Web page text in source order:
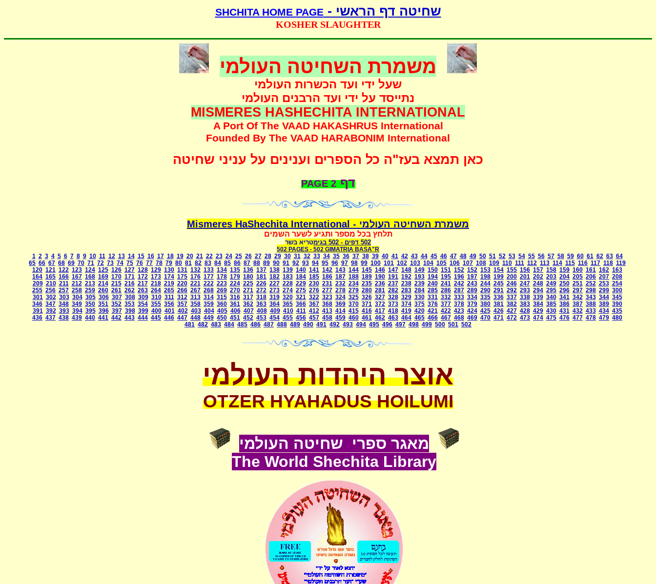
שחיטה דף הראשי -SHCHITA HOME PAGE
KOSHER SLAUGHTER
משמרת השחיטה העולמי
שעל ידי ועד הכשרות העולמי
נתייסד על ידי ועד הרבנים העולמי
MISMERES HASHECHITA INTERNATIONAL
A Port Of The VAAD HAKASHRUS International
Founded By The VAAD HARABONIM International
כאן תמצא בעז"ה כל הספרים וענינים על עניני שחיטה
דף 2
PAGE
משמרת השחיטה העולמי - Mismeres HaShechita International
תלחץ בכל מספר ותגיע לשער השמים
502 דפים - 502 בגימטריא בשר
502 PAGES - 502 GIMATRIA BASA"R
1 2 3 4 5 6 7 8 9 10 11 12 13 14 15 16 17 18 19 20 21 22 23 24 25 26 27 28 29 30 31 32 33 34 35 36 37 38 39 40 41 42 43 44 45 46 47 48 49 50 51 52 53 54 55 56 57 58 59 60 61 62 63 64
65 66 67 68 69 70 71 72 73 74 75 76 77 78 79 80 81 82 83 84 85 86 87 88 89 90 91 92 93 94 95 96 97 98 99 100 101 102 103 104 105 106 107 108 109 110 111 112 113 114 115 116 117 118 119
120 121 122 123 124 125 126 127 128 129 130 131 132 133 134 135 136 137 138 139 140 141 142 143 144 145 146 147 148 149 150 151 152 152 153 154 155 156 157 158 159 160 161 162 163
164 165 166 167 168 169 170 171 172 173 174 175 176 177 178 179 180 181 182 183 184 185 186 187 188 189 190 191 192 193 194 195 196 197 198 199 200 201 202 203 204 205 206 207 208
209 210 211 212 213 214 215 216 217 218 219 220 221 222 223 224 225 226 227 228 229 230 231 232 234 235 236 237 238 239 240 241 242 243 244 245 246 247 248 249 250 251 252 253 254
255 256 257 258 259 260 261 262 263 264 265 266 267 268 269 270 271 272 273 274 275 276 277 278 279 280 281 282 283 284 285 286 287 289 290 291 292 293 294 295 296 297 298 299 300
301 302 303 304 305 306 307 308 309 310 311 312 313 314 315 316 317 318 319 320 321 322 323 324 325 326 327 328 329 330 331 332 333 334 335 336 337 338 339 340 341 342 343 344 345
346 347 348 349 350 351 352 353 354 355 356 357 358 359 360 361 362 363 364 365 366 367 368 369 370 371 372 373 374 375 376 377 378 379 380 381 382 383 384 385 386 387 388 389 390
391 392 393 394 395 396 397 398 399 400 401 402 403 404 405 406 407 408 409 410 411 412 413 414 415 416 417 418 419 420 421 422 423 424 425 426 427 428 429 430 431 432 433 434 435
436 437 438 439 440 441 442 443 444 445 446 447 448 449 450 451 452 453 454 455 456 457 458 459 460 461 462 463 464 465 466 467 468 469 470 471 472 473 474 475 476 477 478 479 480
481 482 483 484 485 486 487 488 489 490 491 492 493 494 495 496 497 498 499 500 501 502
אוצר היהדות העולמי
OTZER HYAHADUS HOILUMI
מאגר ספרי שחיטה העולמי
The World Shechita Library